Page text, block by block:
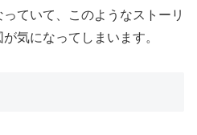
ていて、このようなストーリ
気になってしまいます。